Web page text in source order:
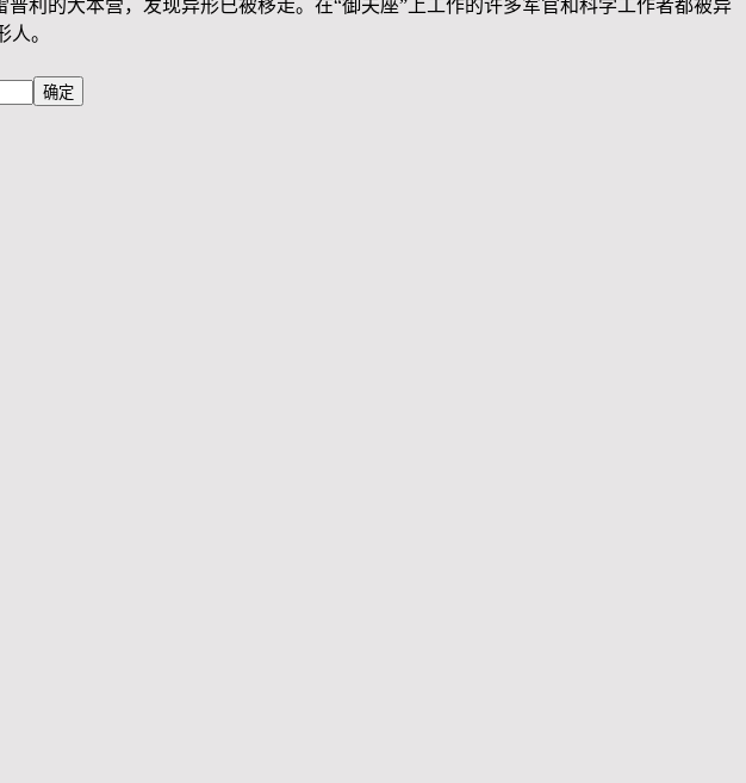
利的大本营，发现异形已被移走。在“御夫座”上工作的许多军官和科学工作者都被异
。